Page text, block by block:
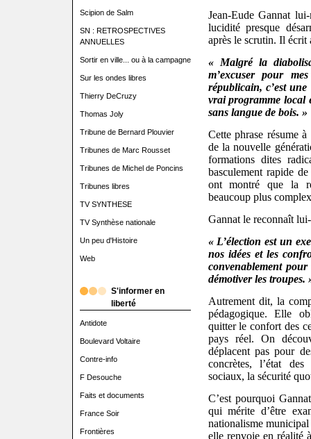
Scipion de Salm
SN : RETROSPECTIVES
ANNUELLES
Sortir en ville... ou à la campagne
Sur les ondes libres
Thierry DeCruzy
Thomas Joly
Tribune de Bernard Plouvier
Tribunes de Marc Rousset
Tribunes de Michel de Poncins
Tribunes libres
TV SYNTHESE
TV Synthèse nationale
Un peu d'Histoire
Web
S'informer en
liberté
Antidote
Boulevard Voltaire
Contre-info
F Desouche
Faits et documents
France Soir
Frontières
Jean-Eude Gannat
lucidité presque
après le scrutin. Il écrit
« Malgré la
m’excuser pour
républicain, c’est
vrai programme local
sans langue de bois. »
Cette phrase résume
de la nouvelle
formations dites
basculement rapide
ont montré que la
beaucoup plus
Gannat le reconnaît
« L’élection est un
nos idées et les
convenablement
démotiver les troupes.
Autrement dit, la
pédagogique. Elle
quitter le confort des
pays réel. On
déplacent pas pour
concrètes, l’état
sociaux, la sécurité
C’est pourquoi
qui mérite d’être
nationalisme
elle renvoie en réalité